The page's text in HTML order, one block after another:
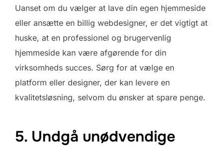
Uanset om du vælger at lave din egen hjemmeside
eller ansætte en billig webdesigner, er det vigtigt at
huske, at en professionel og brugervenlig
hjemmeside kan være afgørende for din
virksomheds succes. Sørg for at vælge en
platform eller designer, der kan levere en
kvalitetsløsning, selvom du ønsker at spare penge.
5. Undgå unødvendige